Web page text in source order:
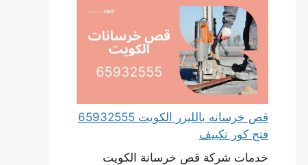
قص خرسانه بالليزر الكويت 65932555
فتح كور تكييف
خدمات شركة قص خرسانة الكويت